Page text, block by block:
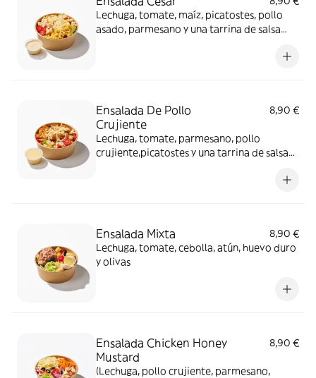
Lechuga, tomate, maíz, picatostes, pollo
asado, parmesano y una tarrina de salsa
Ensalada De Pollo
Crujiente
8,90 €
Lechuga, tomate, parmesano, pollo
crujiente,picatostes y una tarrina de salsa
Ensalada Mixta
8,90 €
Lechuga, tomate, cebolla, atún, huevo duro
y olivas
Ensalada Chicken Honey
Mustard
8,90 €
(Lechuga, pollo crujiente, parmesano,